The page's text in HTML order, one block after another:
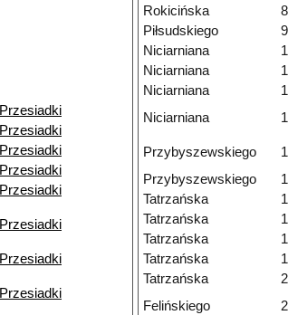
Przesiadki
Przesiadki
Przesiadki
Przesiadki
Przesiadki
Przesiadki
Przesiadki
Przesiadki
Rokicińska
Piłsudskiego
Niciarniana
Niciarniana
Niciarniana
Niciarniana
Przybyszewskiego
Przybyszewskiego
Tatrzańska
Tatrzańska
Tatrzańska
Tatrzańska
Tatrzańska
Felińskiego